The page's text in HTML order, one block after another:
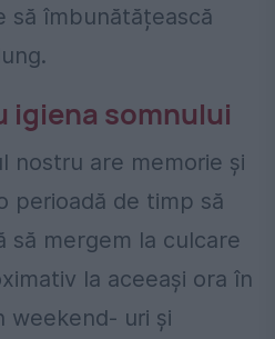
să îmbunătățească
igiena somnului
nostru are memorie și
perioadă de timp să
să mergem la culcare
la aceeași ora în
weekend- uri și